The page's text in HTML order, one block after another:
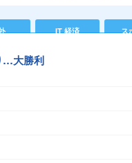
IT 経済 ス
…大勝利